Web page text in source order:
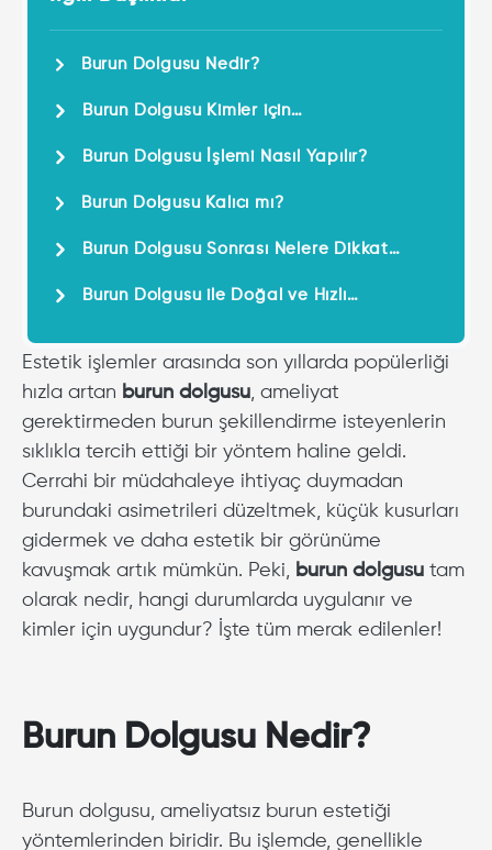
Estetik işlemler arasında son yıllarda popülerliği
hızla artan burun dolgusu, ameliyat
gerektirmeden burun şekillendirme isteyenlerin
sıklıkla tercih ettiği bir yöntem haline geldi.
Cerrahi bir müdahaleye ihtiyaç duymadan
burundaki asimetrileri düzeltmek, küçük kusurları
gidermek ve daha estetik bir görünüme
kavuşmak artık mümkün. Peki, burun dolgusu tam
olarak nedir, hangi durumlarda uygulanır ve
kimler için uygundur? İşte tüm merak edilenler!
Burun Dolgusu Nedir?
Burun dolgusu, ameliyatsız burun estetiği
yöntemlerinden biridir. Bu işlemde, genellikle
Burun Dolgusu Nedir?
Burun Dolgusu Kimler için
Burun Dolgusu İşlemi Nasıl Yapılır?
Burun Dolgusu Kalıcı mı?
Burun Dolgusu Sonrası Nelere Dikkat
Burun Dolgusu ile Doğal ve Hızlı